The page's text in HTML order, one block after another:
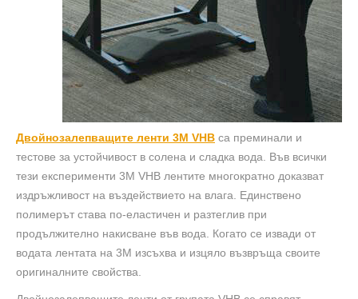
Двойнозалепващите ленти 3M VHB са преминали и
тестове за устойчивост в солена и сладка вода. Във всички
тези експерименти 3М VHB лентите многократно доказват
издръжливост на въздействието на влага. Единствено
полимерът става по-еластичен и разтеглив при
продължително накисване във вода. Когато се извади от
водата лентата на 3M изсъхва и изцяло възвръща своите
оригиналните свойства.